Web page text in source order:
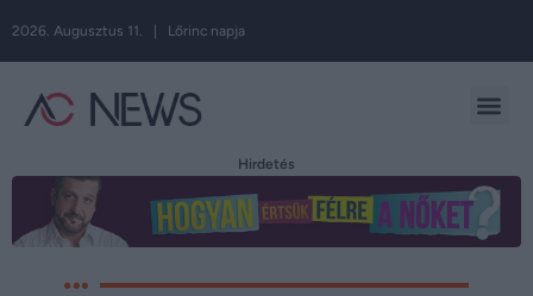
2026. Augusztus 11. | Lőrinc napja
Hirdetés